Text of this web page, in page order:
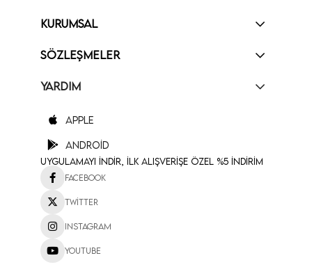
KURUMSAL
SÖZLEŞMELER
YARDIM
Apple
Android
Uygulamayı İndir, İlk Alışverişe Özel %5 İndirim
Facebook
Twitter
Instagram
Youtube